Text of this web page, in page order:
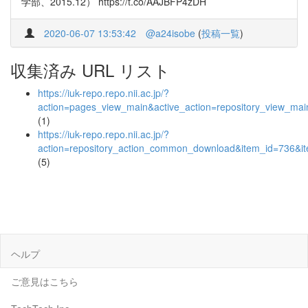
2020-06-07 13:53:42 @a24isobe (投稿一覧)
収集済み URL リスト
https://iuk-repo.repo.nii.ac.jp/?
(1)
https://iuk-repo.repo.nii.ac.jp/?
(5)
ヘルプ
ご意見はこちら